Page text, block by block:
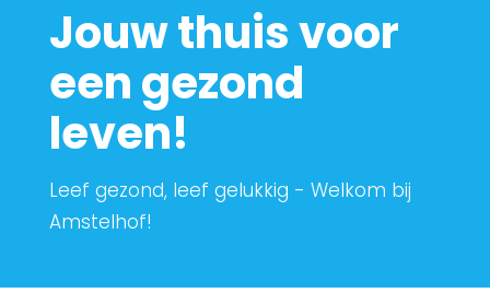
Jouw thuis voor
een gezond
leven!
Leef gezond, leef gelukkig - Welkom bij
Amstelhof!